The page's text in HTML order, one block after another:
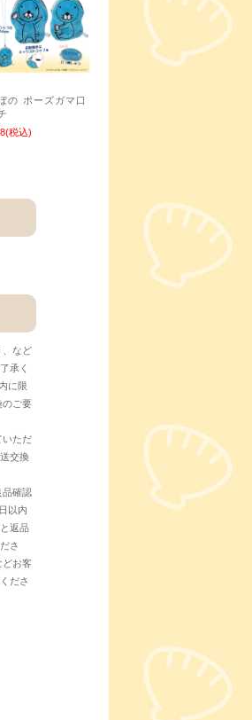
の ポーズガマ口
(税込)
、など
承く
に限
のご要
いただ
交換
品確認
以内
返品
さ
お客
ださ